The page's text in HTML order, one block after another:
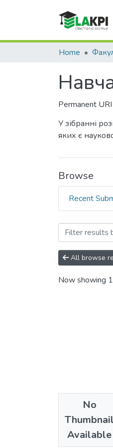
Home
Permanent
У зібранні
яких є
Browse
Recent
All browse
Now showing
No
Thumbnail
Available